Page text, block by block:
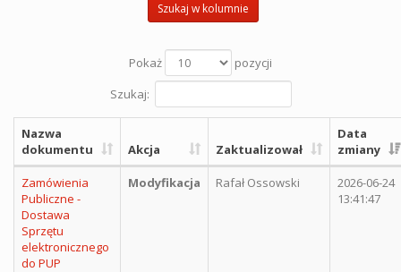
Szukaj w kolumnie
Pokaż
pozycji
Szukaj:
Nazwa
dokumentu
Akcja Zaktualizował
Data
zmiany
Zamówienia
Publiczne -
Dostawa
Sprzętu
elektronicznego
do PUP
Modyfikacja Rafał Ossowski
2026-06-24
13:41:47